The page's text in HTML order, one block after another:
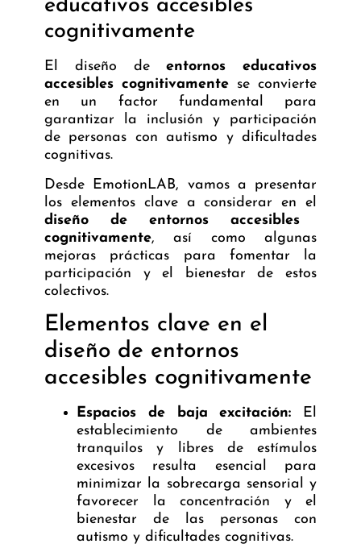
educativos accesibles
cognitivamente
El diseño deentornos educativos
accesibles cognitivamente se convierte
en un factor fundamental para
garantizar la inclusión y participación
de personas con autismo y dificultades
cognitivas.
Desde
EmotionLAB, vamos a presentar
los elementos clave a considerar en el
diseño de entornos accesibles
cognitivamente, así como algunas
mejoras prácticas para fomentar la
participación y el bienestar de estos
colectivos.
Elementos clave en el
diseño de entornos
accesibles cognitivamente
Espacios de baja excitación: El
establecimiento de ambientes
tranquilos y libres de estímulos
excesivos resulta esencial para
minimizar la sobrecarga sensorial y
favorecer la concentración y el
bienestar de las personas con
autismo y dificultades cognitivas.